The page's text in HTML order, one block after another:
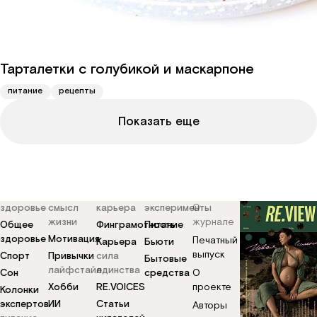
Тарталетки с голубикой и маскарпоне
питание рецепты
Показать еще
здоровье
Общее
здоровье
Спорт
Сон
Колонки
экспертов
смысл
жизни
Мотивация
Привычки
лайфстайл
Хобби
ИИ
карьера
Финграмотность
Карьера
сила
единства
RE.VOICES
Статьи
эксперименты
Питание
Бьюти
Бытовые
средства
О
журнале
Печатный
выпуск
О
проекте
Авторы